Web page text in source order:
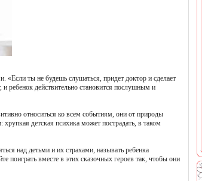
«Если ты не будешь слушаться, придет доктор и сделает
ребенок действительно становится послушным и
относиться ко всем событиям, они от природы
детская психика может пострадать, в таком
над детьми и их страхами, называть ребенка
вместе в этих сказочных героев так, чтобы они